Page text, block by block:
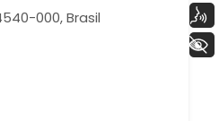
000, Brasil